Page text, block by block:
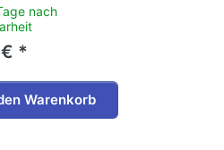
nach
*
Warenkorb